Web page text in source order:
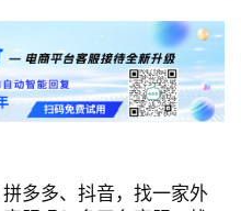
多多、抖音，找一家外